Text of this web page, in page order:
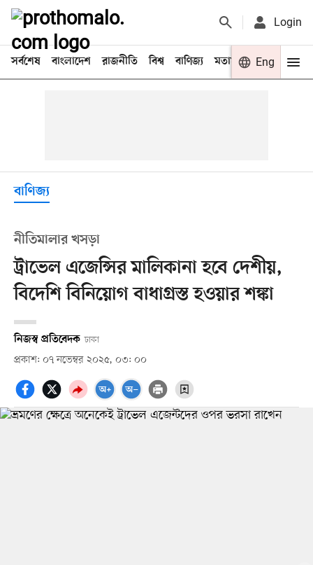
Login
সর্বশেষ বাংলাদেশ রাজনীতি বিশ্ব বাণিজ্য মতামত খেলা
Eng
বাণিজ্য
নীতিমালার খসড়া
ট্রাভেল এজেন্সির মালিকানা হবে দেশীয়,
বিদেশি বিনিয়োগ বাধাগ্রস্ত হওয়ার শঙ্কা
নিজস্ব প্রতিবেদক ঢাকা
প্রকাশ: ০৭ নভেম্বর ২০২৫, ০৩: ০০